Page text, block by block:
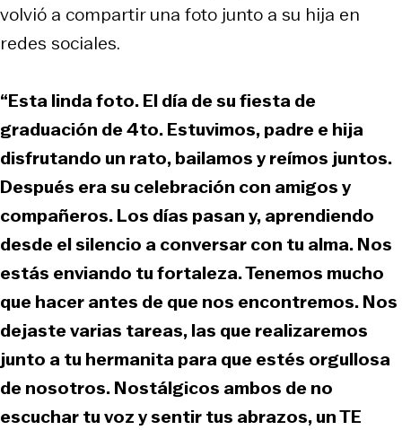
volvió a compartir una foto junto a su hija en
redes sociales.
“Esta linda foto. El día de su fiesta de
graduación de 4to. Estuvimos, padre e hija
disfrutando un rato, bailamos y reímos juntos.
Después era su celebración con amigos y
compañeros. Los días pasan y, aprendiendo
desde el silencio a conversar con tu alma. Nos
estás enviando tu fortaleza. Tenemos mucho
que hacer antes de que nos encontremos. Nos
dejaste varias tareas, las que realizaremos
junto a tu hermanita para que estés orgullosa
de nosotros. Nostálgicos ambos de no
escuchar tu voz y sentir tus abrazos, un TE